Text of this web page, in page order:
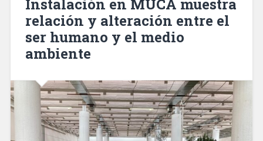
Instalación en MUCA muestra
relación y alteración entre el
ser humano y el medio
ambiente